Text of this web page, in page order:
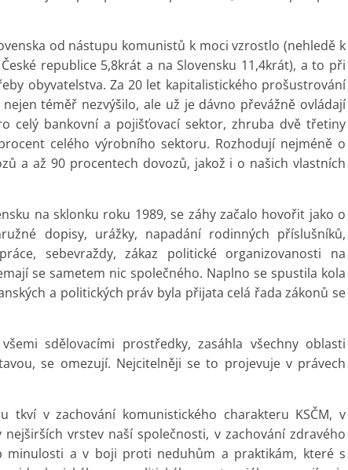
od nástupu komunistů k moci vzrostlo (nehledě k
republice 5,8krát a na Slovensku 11,4krát), a to při
obyvatelstva. Za 20 let kapitalistického prošustrování
téměř nezvýšilo, ale už je dávno převážně ovládají
celý bankovní a pojišťovací sektor, zhruba dvě třetiny
celého výrobního sektoru. Rozhodují nejméně o
a až 90 procentech dovozů, jakož i o našich vlastních
na sklonku roku 1989, se záhy začalo hovořit jako o
dopisy, urážky, napadání rodinných příslušníků,
sebevraždy, zákaz politické organizovanosti na
se sametem nic společného. Naplno se spustila kola
a politických práv byla přijata celá řada zákonů se
sdělovacími prostředky, zasáhla všechny oblasti
se omezují. Nejcitelněji se to projevuje v právech
tkví v zachování komunistického charakteru KSČM, v
vrstev naší společnosti, v zachování zdravého
minulosti a v boji proti neduhům a praktikám, které s